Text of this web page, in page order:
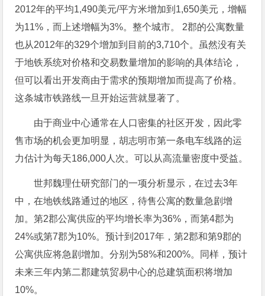
2012年的平均1,490美元/平方米增加到1,650美元，增幅
为11%，而上述增幅为3%。整个城市。 2郡的公寓数量
也从2012年的329个增加到目前的3,710个。虽然没有关
于地铁系统对价格和交易数量增加的影响的具体结论，
但可以看出开发商由于需求的预期增加而提高了价格。
这条城市铁路线一旦开始运营就显著了。
由于商业中心通常在人口密集的社区开发，因此零
售市场的机会更加明显，胡志明市第一条电车线路的运
力估计为每天186,000人次。可以从高流量密度中受益。
世邦魏理仕研究部门的一项分析显示，在过去3年
中，在地铁线路通过的地区，待售公寓的数量急剧增
加。第2郡公寓供应的平均增长率为36%，而第4郡为
24%或第7郡为10%。预计到2017年，第2郡和第9郡的
公寓供应将急剧增加。分别为58%和200%。同样，预计
未来三年内第二郡建筑贸易中心的总建筑面积将增加
10%。